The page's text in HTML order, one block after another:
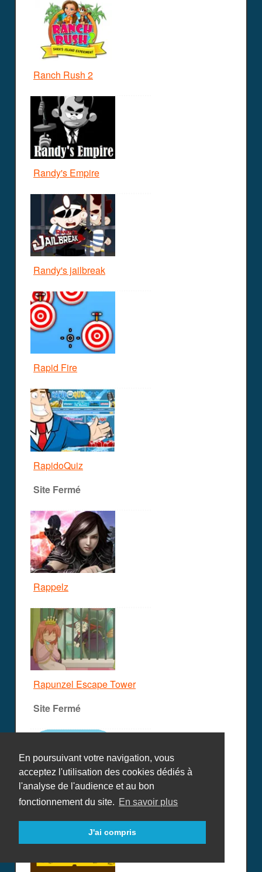
En poursuivant votre navigation, vous
acceptez l'utilisation des cookies dédiés à
l'analyse de l'audience et au bon
fonctionnement du site. En savoir plus
J'ai compris
Ranch Rush 2
Randy's Empire
Randy's jailbreak
Rapid Fire
RapidoQuiz
Site Fermé
Rappelz
Rapunzel Escape Tower
Site Fermé
Rapunzel Tower